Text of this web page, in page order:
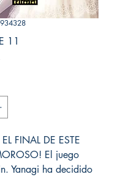
11
FINAL DE ESTE
El juego
Yanagi ha decidido